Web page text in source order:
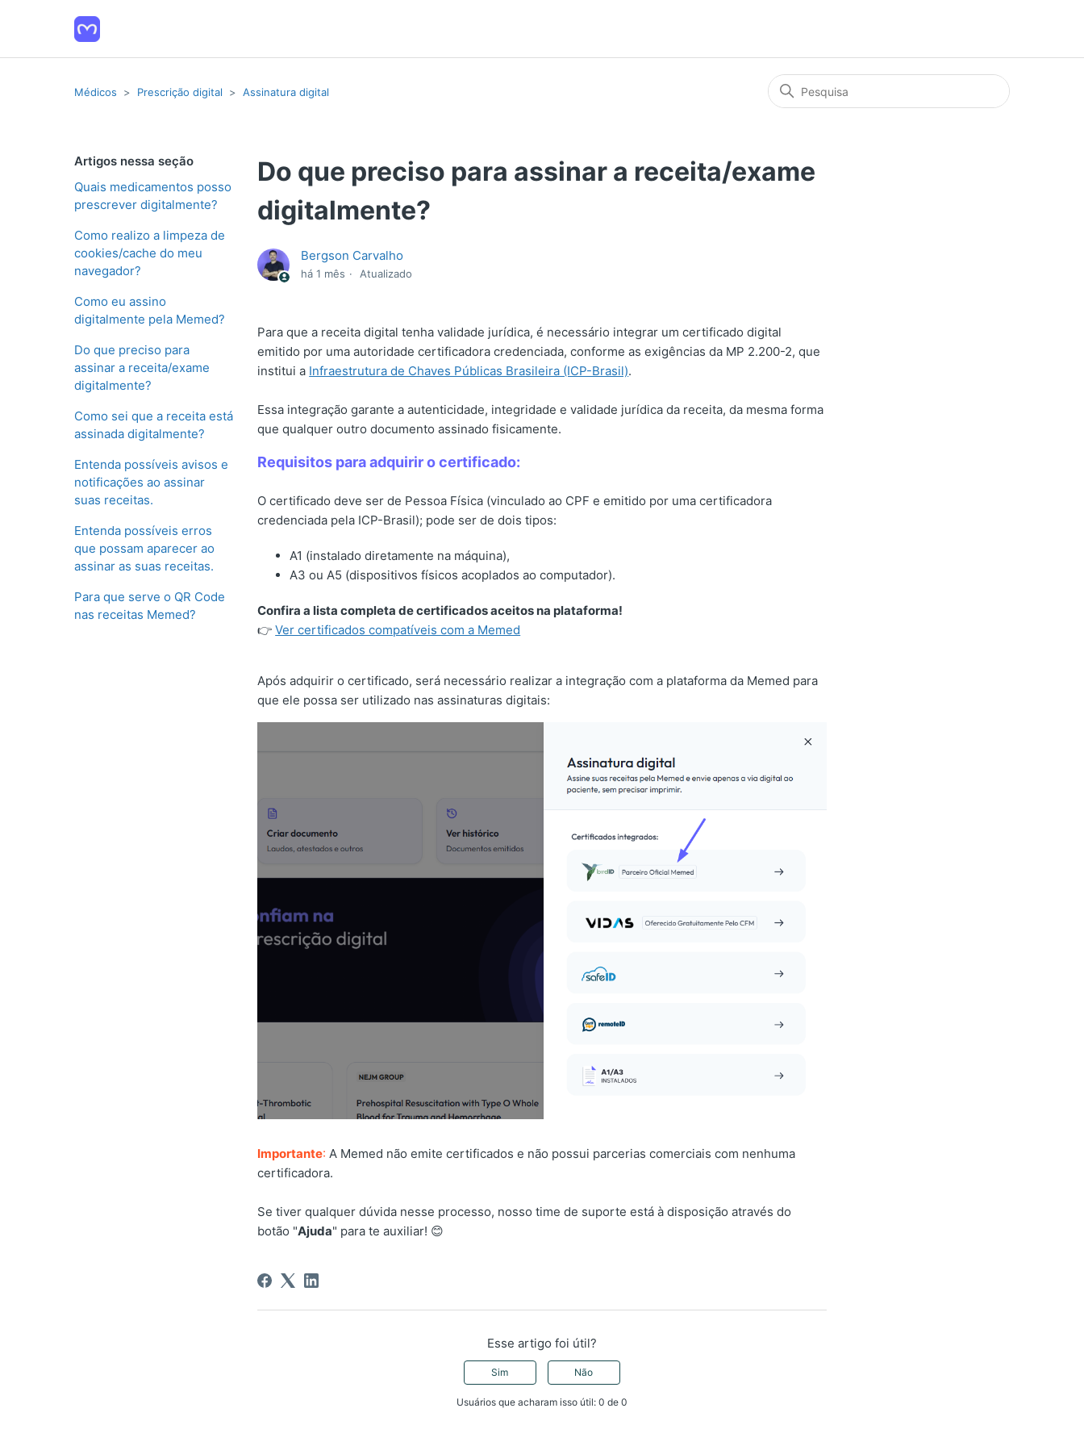
Médicos Prescrição digital Assinatura digital
Artigos nessa seção
Quais medicamentos posso
prescrever digitalmente?
Como realizo a limpeza de
cookies/cache do meu
navegador?
Como eu assino
digitalmente pela Memed?
Do que preciso para
assinar a receita/exame
digitalmente?
Como sei que a receita está
assinada digitalmente?
Entenda possíveis avisos e
notificações ao assinar
suas receitas.
Entenda possíveis erros
que possam aparecer ao
assinar as suas receitas.
Para que serve o QR Code
nas receitas Memed?
Do que preciso para assinar a receita/exame
digitalmente?
Bergson Carvalho
há 1 mês Atualizado
Para que a receita digital tenha validade jurídica, é necessário integrar um certificado digital
emitido por uma autoridade certificadora credenciada, conforme as exigências da MP 2.200-2, que
institui a Infraestrutura de Chaves Públicas Brasileira (ICP-Brasil).
Essa integração garante a autenticidade, integridade e validade jurídica da receita, da mesma forma
que qualquer outro documento assinado fisicamente.
Requisitos para adquirir o certificado:
O certificado deve ser de Pessoa Física (vinculado ao CPF e emitido por uma certificadora
credenciada pela ICP-Brasil); pode ser de dois tipos:
A1 (instalado diretamente na máquina),
A3 ou A5 (dispositivos físicos acoplados ao computador).
Confira a lista completa de certificados aceitos na plataforma!
👉Ver certificados compatíveis com a Memed
Após adquirir o certificado, será necessário realizar a integração com a plataforma da Memed para
que ele possa ser utilizado nas assinaturas digitais:
Importante: A Memed não emite certificados e não possui parcerias comerciais com nenhuma
certificadora.
Se tiver qualquer dúvida nesse processo, nosso time de suporte está à disposição através do
botão "Ajuda" para te auxiliar! 😊
Esse artigo foi útil?
Sim Não
Usuários que acharam isso útil: 0 de 0